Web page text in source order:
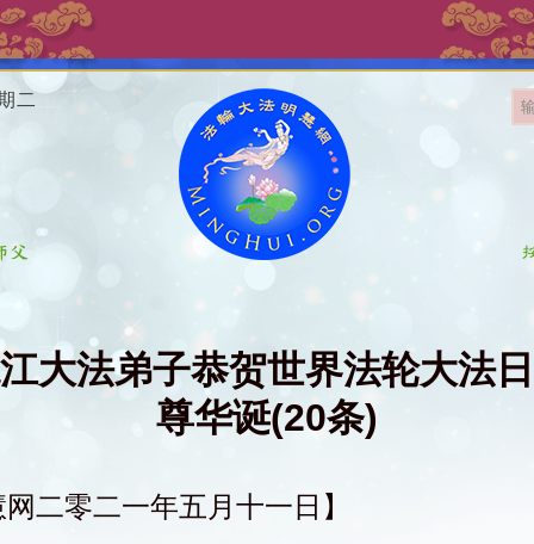
二
大法弟子恭贺世界法轮大法
尊华诞(20条)
二零二一年五月十一日】